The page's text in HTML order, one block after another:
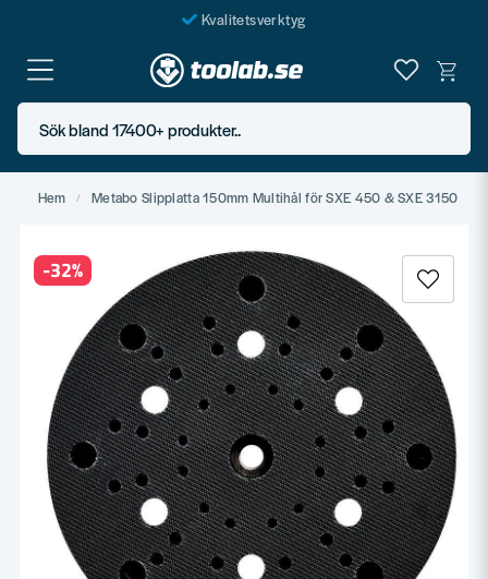
Kvalitetsverktyg
Fraktfritt över 999 SEK*
En järnhandel för alla
Butik i Göteborg
Sök bland 17400+ produkter..
Hem Metabo Slipplatta 150mm Multihål för SXE 450 & SXE 3150
-32%